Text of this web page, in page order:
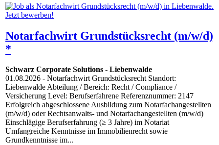
Notarfachwirt Grundstücksrecht (m/w/d)
*
Schwarz Corporate Solutions - Liebenwalde
01.08.2026 - Notarfachwirt Grundstücksrecht Standort:
Liebenwalde Abteilung / Bereich: Recht / Compliance /
Versicherung Level: Berufserfahrene Referenznummer: 2147
Erfolgreich abgeschlossene Ausbildung zum Notarfachangestellten
(m/w/d) oder Rechtsanwalts- und Notarfachangestellten (m/w/d)
Einschlägige Berufserfahrung (≥ 3 Jahre) im Notariat
Umfangreiche Kenntnisse im Immobilienrecht sowie
Grundkenntnisse im...